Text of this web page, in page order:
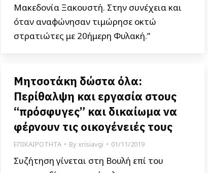
Μακεδονία Ξακουστή. Στην συνέχεια και
όταν αναφώνησαν τιμώρησε οκτώ
στρατιώτες με 20ήμερη Φυλακή.”
Μητσοτάκη δώστα όλα:
Περίθαλψη και εργασία στους
“πρόσφυγες” και δικαίωμα να
φέρνουν τις οικογένειές τους
ΕΠΙΚΑΙΡΟΤΗΤΑ Byxrisiavgi 01/11/2019
Συζήτηση γίνεται στη Βουλή επί του